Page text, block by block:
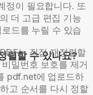
정이 필요합니다. 또
더 고급 편집 기능
드를 누릴 수 있습
렬할 수 있나요?
는 직접 재정렬할
밀번호 보호를 제거
pdf.net에 업로드하
고 순서를 다시 정할